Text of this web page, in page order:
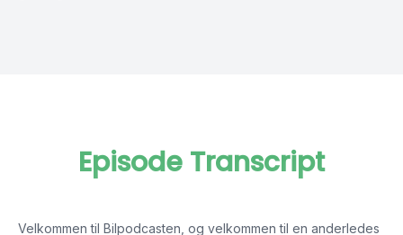
Episode Transcript